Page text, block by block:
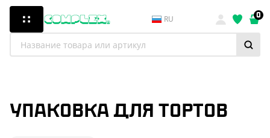
RU 0
УПАКОВКА ДЛЯ ТОРТОВ